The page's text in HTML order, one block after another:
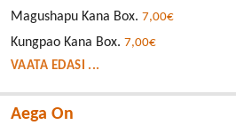
Magushapu Kana Box. 7,00€
Kungpao Kana Box. 7,00€
VAATA EDASI ...
Aega On